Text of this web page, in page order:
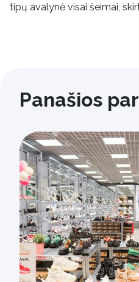
tipų avalynė visai šeimai,
Panašios